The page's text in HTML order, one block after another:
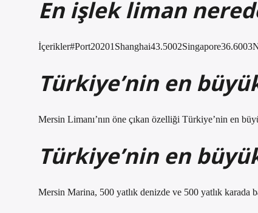
En işlek liman
Türkiye’nin en
Mersin Limanı’nın öne çıkan özelliği Türkiye’nin en
Türkiye’nin en
Mersin Marina, 500 yatlık denizde ve 500 yatlık karada